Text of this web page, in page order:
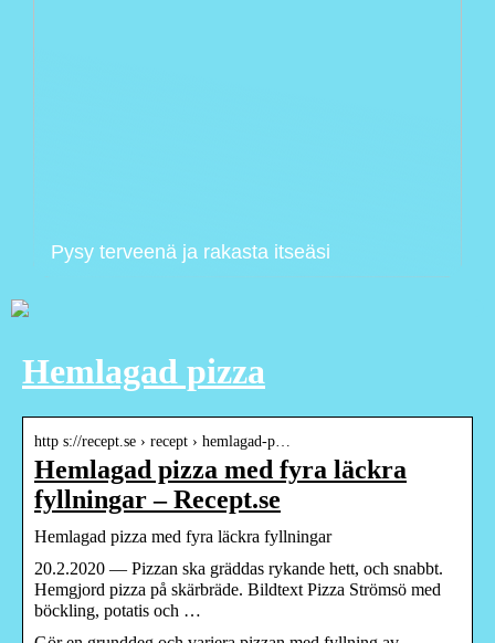
Pysy terveenä ja rakasta itseäsi
Hemlagad pizza
http s://recept.se › recept › hemlagad-p…
Hemlagad pizza med fyra läckra
fyllningar – Recept.se
Hemlagad pizza med fyra läckra fyllningar
20.2.2020 — Pizzan ska gräddas rykande hett, och snabbt.
Hemgjord pizza på skärbräde. Bildtext Pizza Strömsö med
böckling, potatis och …